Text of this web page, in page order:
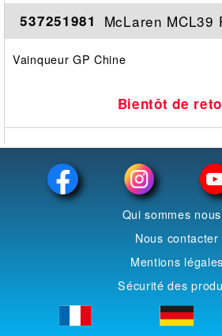
537251981 McLaren MCL39
Vainqueur GP Chine
Bientôt de
Qui sommes
Nous contacter
Mentions légales
Sécurité des